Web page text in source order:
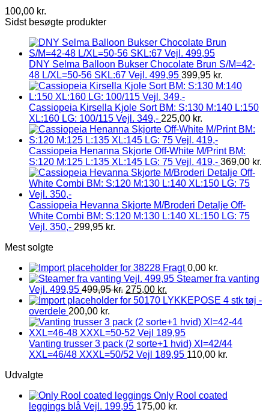
100,00 kr.
Sidst besøgte produkter
DNY Selma Balloon Bukser Chocolate Brun S/M=42-
48 L/XL=50-56 SKL:67 Vejl. 499,95 399,95 kr.
Cassiopeia Kirsella Kjole Sort BM: S:130 M:140 L:150
XL:160 LG: 100/115 Vejl. 349,- 225,00 kr.
Cassiopeia Henanna Skjorte Off-White M/Print BM:
S:120 M:125 L:135 XL:145 LG: 75 Vejl. 419,- 369,00 kr.
Cassiopeia Hevanna Skjorte M/Broderi Detalje Off-
White Combi BM: S:120 M:130 L:140 XL:150 LG: 75
Vejl. 350,- 299,95 kr.
Mest solgte
Fragt 0,00 kr.
Steamer fra vanting
Vejl. 499,95 499,95kr. 275,00 kr.
LYKKEPOSE 4 stk tøj -
overdele 200,00 kr.
Vanting trusser 3 pack (2 sorte+1 hvid) Xl=42/44
XXL=46/48 XXXL=50/52 Vejl 189,95 110,00 kr.
Udvalgte
Only Rool coated
leggings blå Vejl. 199,95 175,00 kr.